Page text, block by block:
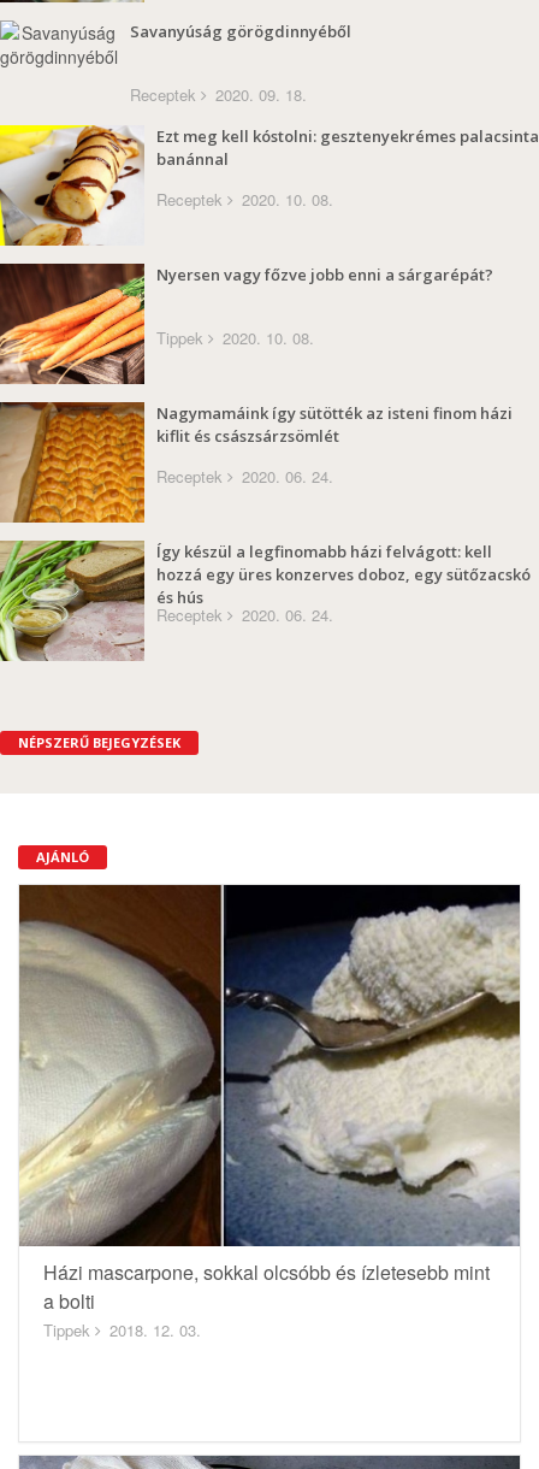
Savanyúság görögdinnyéből
Receptek 2020. 09. 18.
Ezt meg kell kóstolni: gesztenyekrémes palacsinta
banánnal
Receptek 2020. 10. 08.
Nyersen vagy főzve jobb enni a sárgarépát?
Tippek 2020. 10. 08.
Nagymamáink így sütötték az isteni finom házi
kiflit és császsárzsömlét
Receptek 2020. 06. 24.
Így készül a legfinomabb házi felvágott: kell
hozzá egy üres konzerves doboz, egy sütőzacskó
és hús
Receptek 2020. 06. 24.
NÉPSZERŰ BEJEGYZÉSEK
AJÁNLÓ
Házi mascarpone, sokkal olcsóbb és ízletesebb mint
a bolti
Tippek 2018. 12. 03.